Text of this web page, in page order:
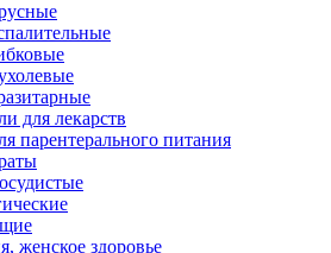
для лекарств
парентерального питания
женское здоровье